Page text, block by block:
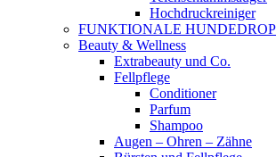
Hochdruckreiniger
FUNKTIONALE
Beauty & Wellness
Extrabeauty und Co.
Fellpflege
Conditioner
Parfum
Shampoo
Augen – Ohren – Zähne